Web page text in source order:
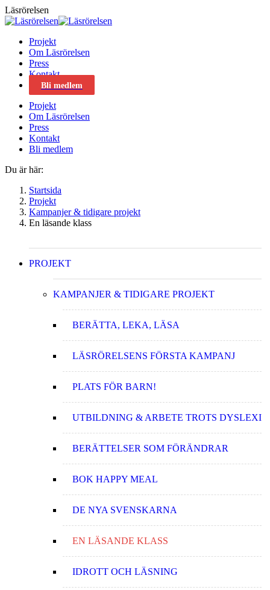
Skip
to
Läsrörelsen
Projekt
Om Läsrörelsen
Press
Kontakt
Bli medlem
Projekt
Om Läsrörelsen
Press
Kontakt
Bli medlem
Du är här:
Startsida
Projekt
Kampanjer & tidigare projekt
En läsande klass
PROJEKT
KAMPANJER & TIDIGARE PROJEKT
BERÄTTA, LEKA, LÄSA
LÄSRÖRELSENS FÖRSTA KAMPANJ
PLATS FÖR BARN!
UTBILDNING & ARBETE TROTS DYSLEXI
BERÄTTELSER SOM FÖRÄNDRAR
BOK HAPPY MEAL
DE NYA SVENSKARNA
EN LÄSANDE KLASS
IDROTT OCH LÄSNING